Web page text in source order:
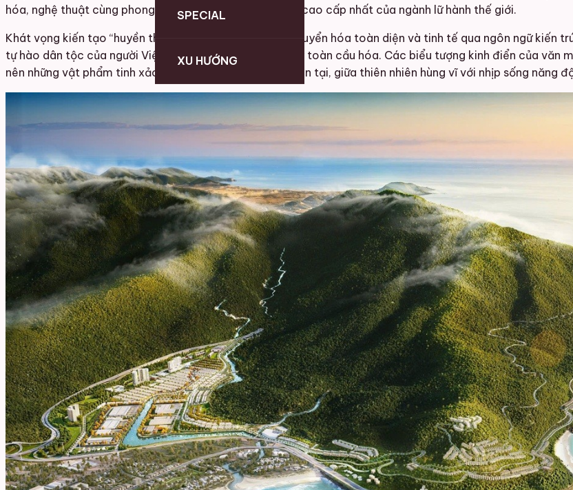
SPECIAL
XU HƯỚNG
hóa, nghệ thuật cùng phong vị Việt Nam lên chuẩn mực cao cấp nhất của ngành lữ hành thế giới.
Khát vọng kiến tạo “huyền thoại nghỉ dưỡng” sẽ được chuyển hóa toàn diện và tinh tế qua ngôn ngữ kiến
tự hào dân tộc của người Việt được thể hiện bằng tư duy toàn cầu hóa. Các biểu tượng kinh điển của
nên những vật phẩm tinh xảo, kết nối giữa quá khứ và hiện tại, giữa thiên nhiên hùng vĩ với nhịp sống năng